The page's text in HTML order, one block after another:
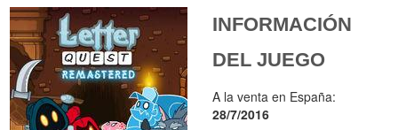
INFORMACIÓN
DEL JUEGO
A la venta en España:
28/7/2016